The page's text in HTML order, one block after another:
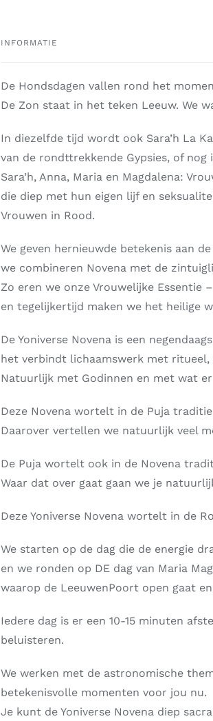
INFORMATIE
De Hondsdagen vallen rond het
De Zon staat in het teken Leeuw. We
In diezelfde tijd wordt ook Sara’h La
van de rondttrekkende Gypsies, of nog
Sara’h, Anna, Maria en Magdalena:
die diep met hun eigen lijf en
Vrouwen in Rood.
We geven hernieuwde betekenis aan
we combineren Novena met de
Zo eren we onze Vrouwelijke Essentie
en tegelijkertijd maken we het heilige
De Yoniverse Novena is een
het verbindt lichaamswerk met
Natuurlijk met Godinnen en met wat
Deze Novena wortelt in de Puja
Daarover vertellen we natuurlijk veel
De Puja wortelt ook in de Novena
Waar dat over gaat gaan we je
Deze Yoniverse Novena wortelt in de
We starten op de dag die de energie
en we ronden op DE dag van Maria
waarop de LeeuwenPoort open gaat
Iedere dag is er een 10-15 minuten
beluisteren.
We werken met de astronomische
betekenisvolle momenten voor jou nu.
Je kunt de Yoniverse Novena diep